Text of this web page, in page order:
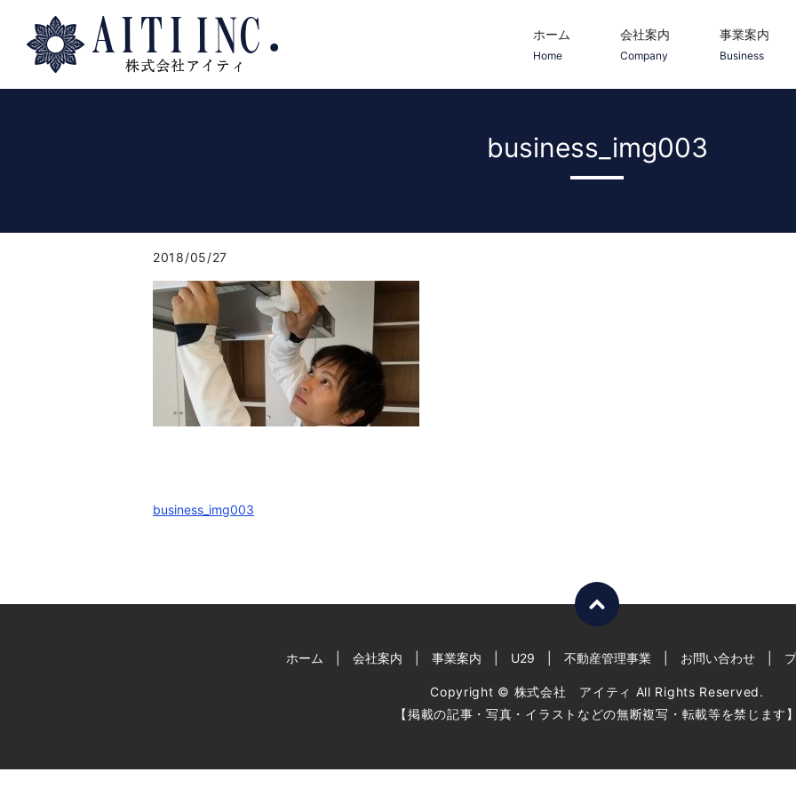
ホーム
Home
会社案内
Company
事業案内
Business
business_img003
2018/05/27
business_img003
ホーム 会社案内 事業案内 U29 不動産管理事業 お問い合わせ
Copyright © 株式会社 アイティ All Rights Reserved.
【掲載の記事・写真・イラストなどの無断複写・転載等を禁じます】